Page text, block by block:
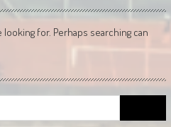
looking for. Perhaps searching can
for: